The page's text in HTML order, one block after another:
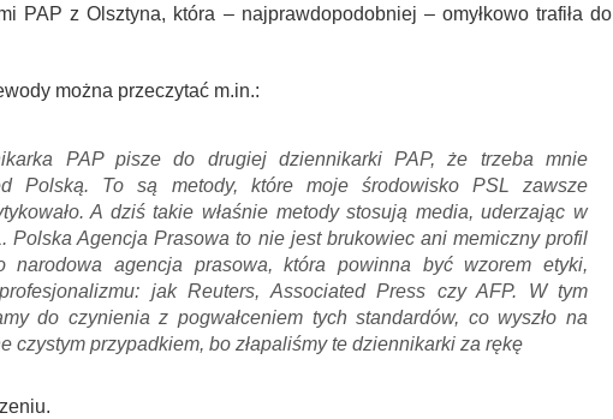
PAP z Olsztyna, która – najprawdopodobniej – omyłkowo trafiła do
można przeczytać m.in.:
PAP pisze do drugiej dziennikarki PAP, że trzeba mnie
Polską. To są metody, które moje środowisko PSL zawsze
A dziś takie właśnie metody stosują media, uderzając w
Polska Agencja Prasowa to nie jest brukowiec ani memiczny profil
narodowa agencja prasowa, która powinna być wzorem etyki,
jak Reuters, Associated Press czy AFP. W tym
do czynienia z pogwałceniem tych standardów, co wyszło na
czystym przypadkiem, bo złapaliśmy te dziennikarki za rękę